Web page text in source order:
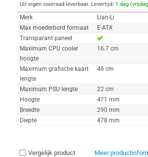
Uit eigen voorraad leverbaar. Levertijd: 1 dag
Merk
Lian-Li
Max moederbord formaat
E-ATX
Transparant paneel
Maximum CPU cooler
hoogte
16.7 cm
Maximum grafische kaart
lengte
46 cm
Maximum PSU lengte
22 cm
Hoogte
471 mm
Breedte
290 mm
Diepte
478 mm
Vergelijk product Meer